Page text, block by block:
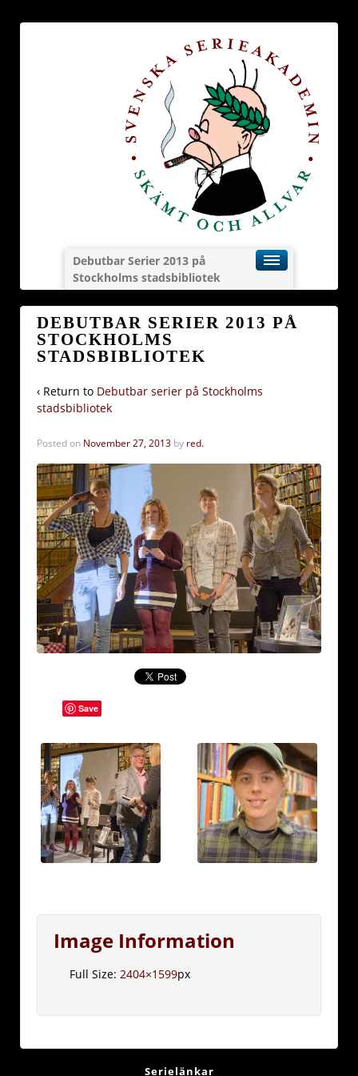
Debutbar Serier 2013 på
Stockholms stadsbibliotek
DEBUTBAR SERIER 2013 PÅ
STOCKHOLMS
STADSBIBLIOTEK
‹ Return to Debutbar serier på Stockholms
stadsbibliotek
Posted on November 27, 2013 by red.
Save
Image Information
Full Size: 2404×1599px
Serielänkar